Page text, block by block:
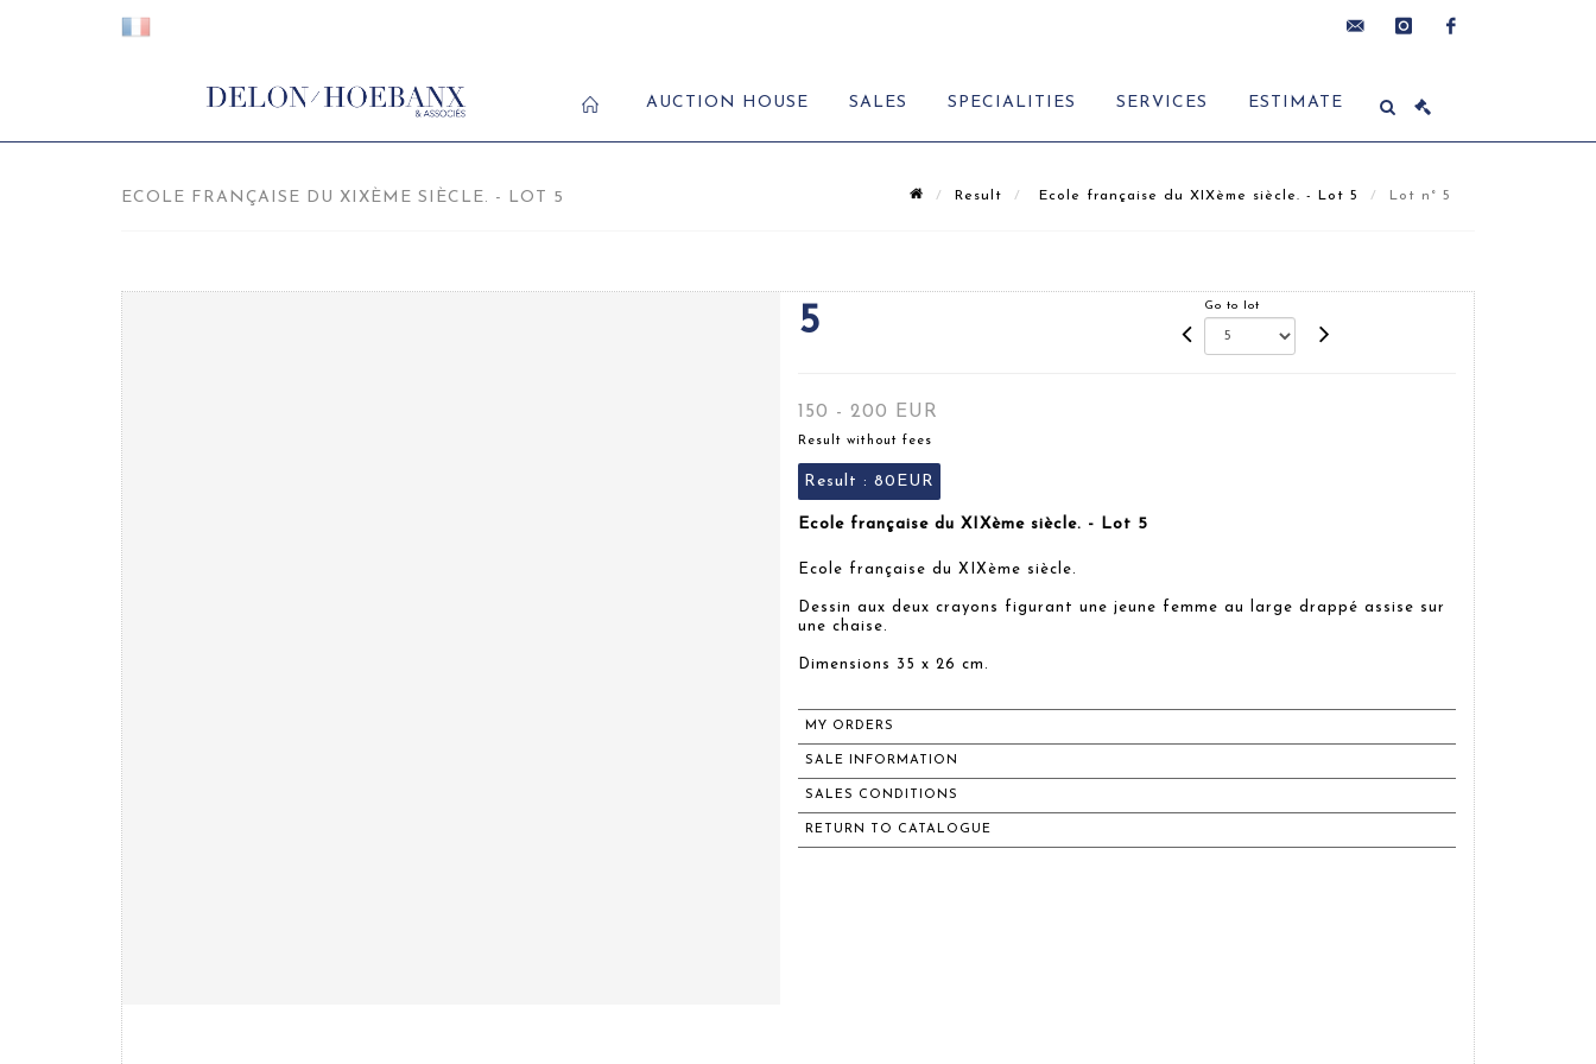
AUCTION HOUSE SALES SPECIALITIES SERVICES ESTIMATE
ECOLE FRANÇAISE DU XIXÈME SIÈCLE. - LOT 5 Result Ecole française du XIXème siècle. - Lot 5 Lot n° 5
5 Go to lot
150 - 200 EUR
Result without fees
Result : 80EUR
Ecole française du XIXème siècle. - Lot 5
Ecole française du XIXème siècle.
Dessin aux deux crayons figurant une jeune femme au large drappé assise sur
une chaise.
Dimensions 35 x 26 cm.
MY ORDERS
SALE INFORMATION
SALES CONDITIONS
RETURN TO CATALOGUE